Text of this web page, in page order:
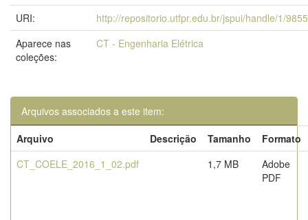
URI:
http://repositorio.utfpr.edu.br/jspui/handle/1/9855
Aparece nas
coleções:
CT - Engenharia Elétrica
Arquivos associados a este item:
Arquivo
Descrição Tamanho
Formato
CT_COELE_2016_1_02.pdf
1,7 MB
Adobe
PDF